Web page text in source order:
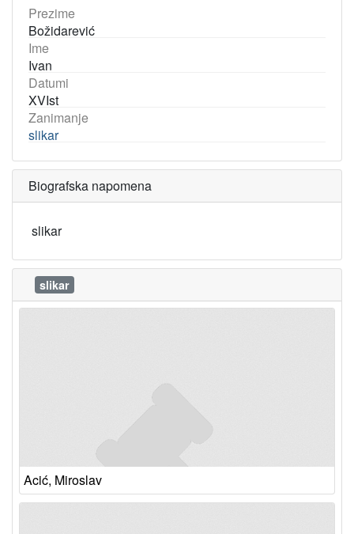
Prezime
Božidarević
Ime
Ivan
Datumi
XVIst
Zanimanje
slikar
Biografska napomena
slikar
slikar
Acić, Miroslav